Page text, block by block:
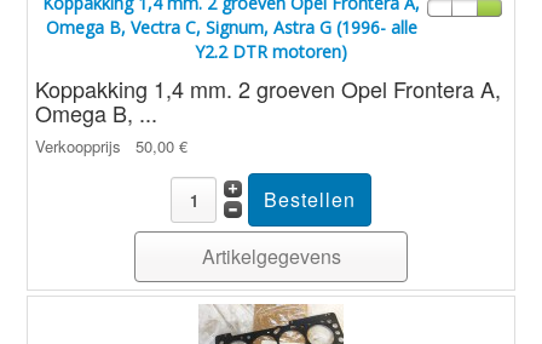
Omega B, Vectra C, Signum, Astra G (1996- alle
Y2.2 DTR motoren)
Koppakking 1,4 mm. 2 groeven Opel Frontera A,
Omega B, ...
Verkoopprijs 50,00 €
Artikelgegevens